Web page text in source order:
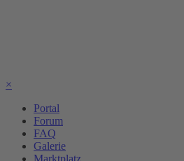
×
Portal
Forum
FAQ
Galerie
Marktplatz